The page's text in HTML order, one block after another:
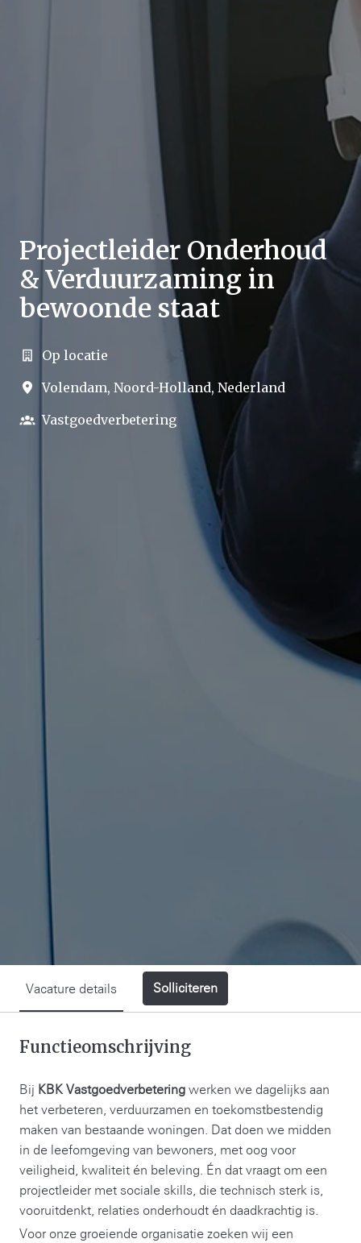
Projectleider Onderhoud
& Verduurzaming in
bewoonde staat
Op locatie
Volendam, Noord-Holland, Nederland
Vastgoedverbetering
Vacature details Solliciteren
Functieomschrijving
Bij KBK Vastgoedverbetering werken we dagelijks aan
het verbeteren, verduurzamen en toekomstbestendig
maken van bestaande woningen. Dat doen we midden
in de leefomgeving van bewoners, met oog voor
veiligheid, kwaliteit én beleving. Én dat vraagt om een
projectleider met sociale skills, die technisch sterk is,
vooruitdenkt, relaties onderhoudt én daadkrachtig is.
Voor onze groeiende organisatie zoeken wij een